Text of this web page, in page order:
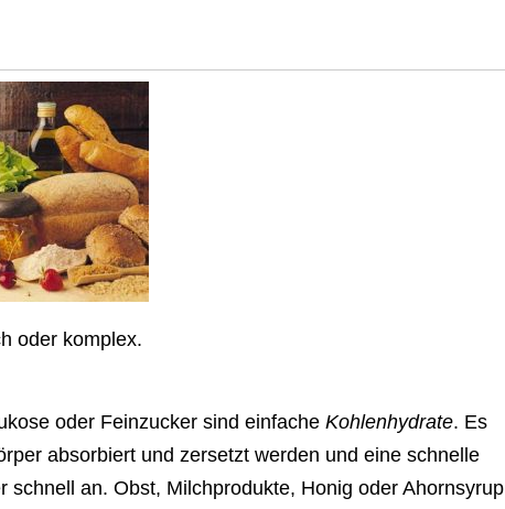
oder komplex.
oder Feinzucker sind einfache Kohlenhydrate. Es
absorbiert und zersetzt werden und eine schnelle
an. Obst, Milchprodukte, Honig oder Ahornsyrup